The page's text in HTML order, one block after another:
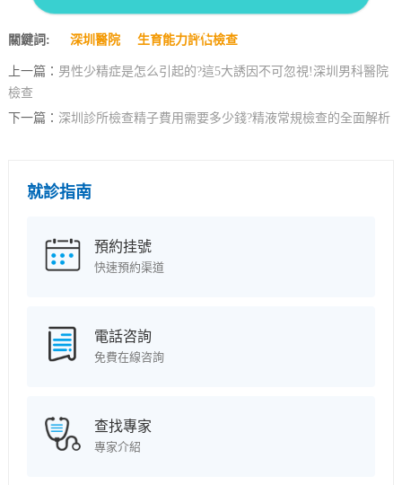
關鍵詞: 深圳醫院 生育能力評估檢查
上一篇： 男性少精症是怎么引起的?這5大誘因不可忽視!深圳男科醫院
檢查
下一篇： 深圳診所檢查精子費用需要多少錢?精液常規檢查的全面解析
就診指南
預約挂號
快速預約渠道
電話咨詢
免費在線咨詢
查找專家
專家介紹